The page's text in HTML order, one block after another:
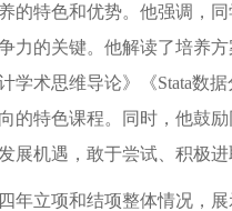
的特色和优势。他强调，
力的关键。他解读了培养
术思维导论》《Stata数
特色课程。同时，他鼓励
展机遇，敢于尝试、积极进
年立项和结项整体情况，